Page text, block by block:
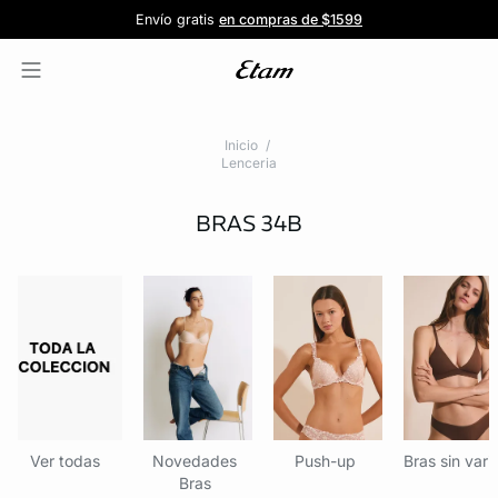
-20% en tu primera ordenal iniciar sesión
Beneficio exclusivo para clientes nuevosÚnete a ETAM
Forma parte de la familia ETAMy recibe -20% en tu primer pedido
Envío gratis en compras de $1599
Inicio
Lenceria
BRAS 34B
Ver todas
Novedades
Bras
Push-up Bras sin